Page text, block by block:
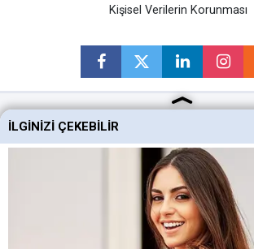
Kişisel Verilerin Korunması
Ankara Haberleri
İLGINIZI ÇEKEBILIR